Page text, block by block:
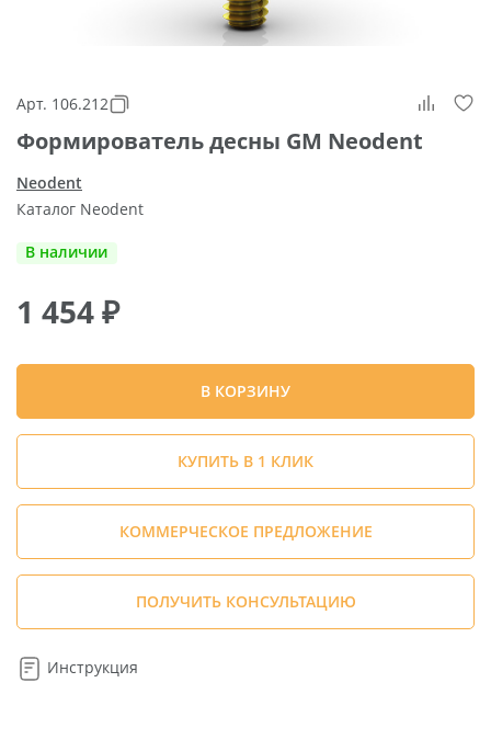
Арт. 106.212
Формирователь десны GM Neodent
Neodent
Каталог Neodent
В наличии
1 454₽
В КОРЗИНУ
КУПИТЬ В 1 КЛИК
КОММЕРЧЕСКОЕ ПРЕДЛОЖЕНИЕ
ПОЛУЧИТЬ КОНСУЛЬТАЦИЮ
Инструкция